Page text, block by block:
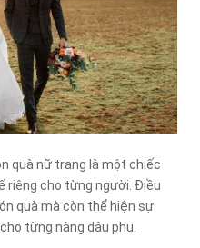
quà nữ trang là một chiếc
riêng cho từng người. Điều
quà mà còn thể hiện sự
từng nàng dâu phụ.